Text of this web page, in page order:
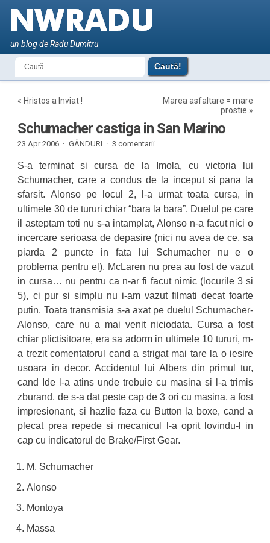
un blog de Radu Dumitru
« Hristos a Inviat !
Marea asfaltare = mare
prostie »
Schumacher castiga in San Marino
23 Apr 2006 · GÂNDURI · 3 comentarii
S-a terminat si cursa de la Imola, cu victoria lui
Schumacher, care a condus de la inceput si pana la
sfarsit. Alonso pe locul 2, l-a urmat toata cursa, in
ultimele 30 de tururi chiar “bara la bara”. Duelul pe care
il asteptam toti nu s-a intamplat, Alonso n-a facut nici o
incercare serioasa de depasire (nici nu avea de ce, sa
piarda 2 puncte in fata lui Schumacher nu e o
problema pentru el). McLaren nu prea au fost de vazut
in cursa… nu pentru ca n-ar fi facut nimic (locurile 3 si
5), ci pur si simplu nu i-am vazut filmati decat foarte
putin. Toata transmisia s-a axat pe duelul Schumacher-
Alonso, care nu a mai venit niciodata. Cursa a fost
chiar plictisitoare, era sa adorm in ultimele 10 tururi, m-
a trezit comentatorul cand a strigat mai tare la o iesire
usoara in decor. Accidentul lui Albers din primul tur,
cand Ide l-a atins unde trebuie cu masina si l-a trimis
zburand, de s-a dat peste cap de 3 ori cu masina, a fost
impresionant, si hazlie faza cu Button la boxe, cand a
plecat prea repede si mecanicul l-a oprit lovindu-l in
cap cu indicatorul de Brake/First Gear.
M. Schumacher
Alonso
Montoya
Massa